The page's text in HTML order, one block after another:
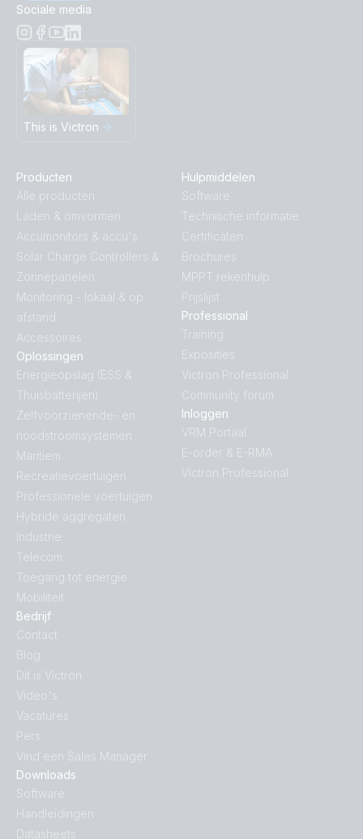
Sociale media
This is Victron
Producten
Alle producten
Laden & omvormen
Accumonitors & accu's
Solar Charge Controllers &
Zonnepanelen
Monitoring - lokaal & op
afstand
Accessoires
Downloads
Software
Handleidingen
Datasheets
Oplossingen
Energieopslag (ESS &
Thuisbatterijen)
Zelfvoorzienende- en
noodstroomsystemen
Maritiem
Recreatievoertuigen
Professionele voertuigen
Hybride aggregaten
Industrie
Telecom
Toegang tot energie
Mobiliteit
Bedrijf
Contact
Blog
Dit is Victron
Video's
Vacatures
Pers
Vind een Sales Manager
Hulpmiddelen
Software
Technische informatie
Certificaten
Brochures
MPPT rekenhulp
Prijslijst
Professional
Training
Exposities
Victron Professional
Community forum
Inloggen
VRM Portaal
E-order & E-RMA
Victron Professional